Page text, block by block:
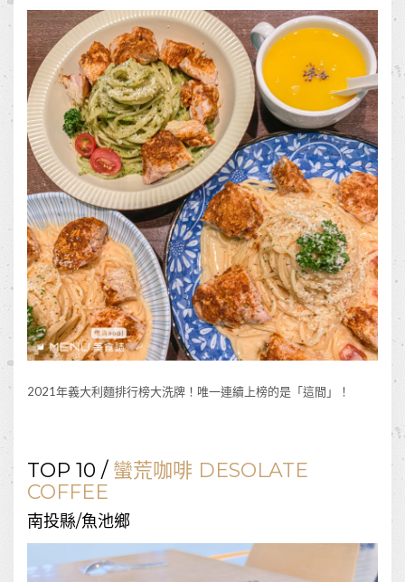
2021年義大利麵排行榜大洗牌！唯一連續上榜的是「這間」！
TOP 10 / 蠻荒咖啡 DESOLATE
COFFEE
南投縣/魚池鄉